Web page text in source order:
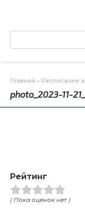
Поиск:
Главная » Расписание
photo_2023-11-
Рейтинг
( Пока оценок нет )